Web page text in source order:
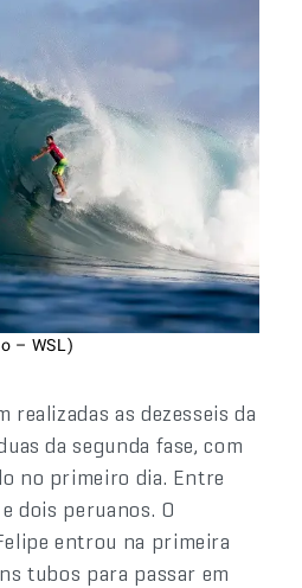
– WSL)
as dezesseis da
da segunda fase, com
no primeiro dia. Entre
dois peruanos. O
entrou na primeira
tubos para passar em